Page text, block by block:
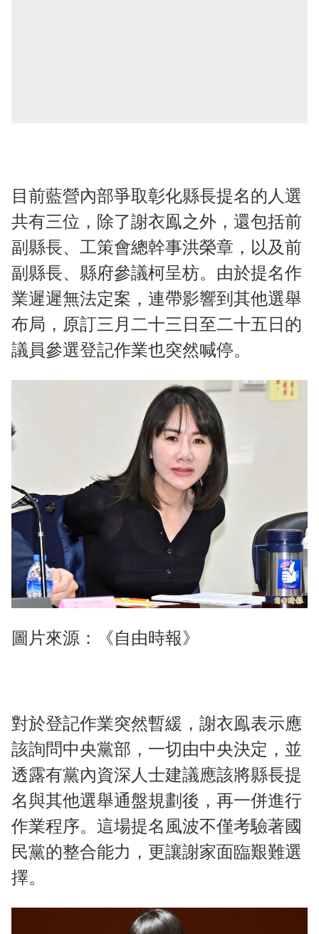
目前藍營內部爭取彰化縣長提名的人選
共有三位，除了謝衣鳯之外，還包括前
副縣長、工策會總幹事洪榮章，以及前
副縣長、縣府參議柯呈枋。由於提名作
業遲遲無法定案，連帶影響到其他選舉
布局，原訂三月二十三日至二十五日的
議員參選登記作業也突然喊停。
圖片來源：《自由時報》
對於登記作業突然暫緩，謝衣鳯表示應
該詢問中央黨部，一切由中央決定，並
透露有黨內資深人士建議應該將縣長提
名與其他選舉通盤規劃後，再一併進行
作業程序。這場提名風波不僅考驗著國
民黨的整合能力，更讓謝家面臨艱難選
擇。